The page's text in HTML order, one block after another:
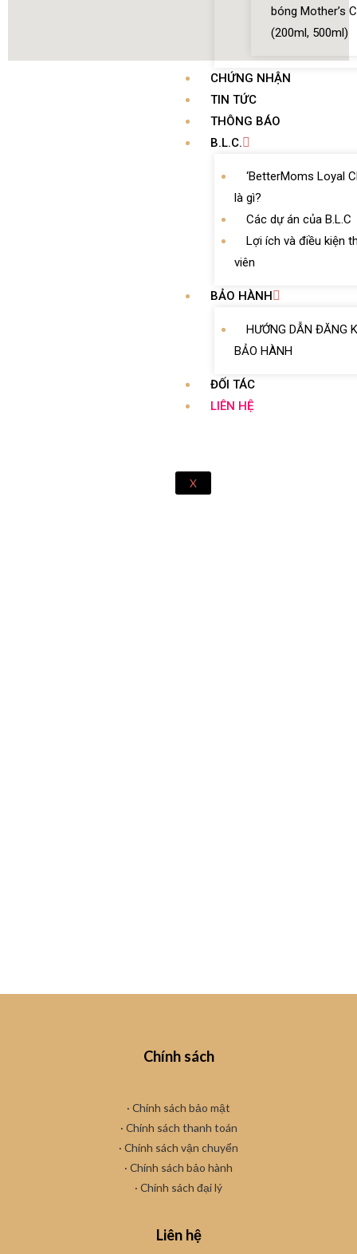
bóng Mother’s
(200ml, 500ml)
CHỨNG NHẬN
TIN TỨC
THÔNG BÁO
B.L.C.
‘BetterMoms Loyal
là gì?
Các dự án của B.L.C
Lợi ích và điều kiện
viên
BẢO HÀNH
HƯỚNG DẪN ĐĂNG
BẢO HÀNH
ĐỐI TÁC
LIÊN HỆ
X
Chính sách
· Chính sách bảo mật
· Chính sách thanh toán
· Chính sách vận chuyển
· Chính sách bảo hành
· Chính sách đại lý
Liên hệ